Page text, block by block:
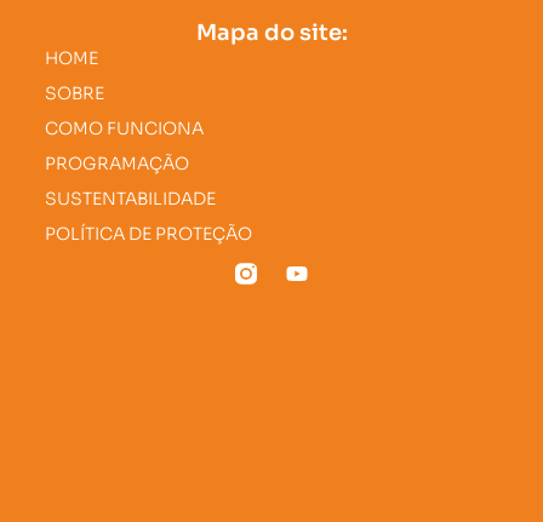
Mapa do site:
HOME
SOBRE
COMO FUNCIONA
PROGRAMAÇÃO
SUSTENTABILIDADE
POLÍTICA DE PROTEÇÃO